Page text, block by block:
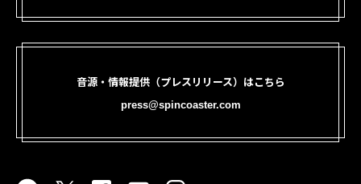
音源・情報提供（プレスリリース）はこちら
press@spincoaster.com